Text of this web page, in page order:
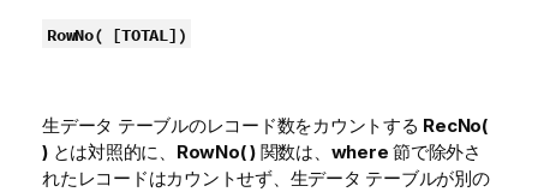
RowNo( [TOTAL])
生データ テーブルのレコード数をカウントする RecNo(
)とは対照的に、 RowNo( )関数は、 where 節で除外さ
れたレコードはカウントせず、生データ テーブルが別の